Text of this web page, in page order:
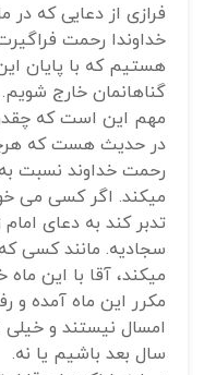
فرازی از دعایی که در
خداوندا رحمت
هستیم که با پایان
گناهانمان خارج
مهم این است که چقدر
در حدیث هست که
رحمت خداوند نسبت
میکند. اگر کسی می
تدبر کند به دعای
سجادیه. مانند کسی
میکند، آقا با این
مکرر این ماه آمده و
امسال نیستند و
سال بعد باشیم یا نه.